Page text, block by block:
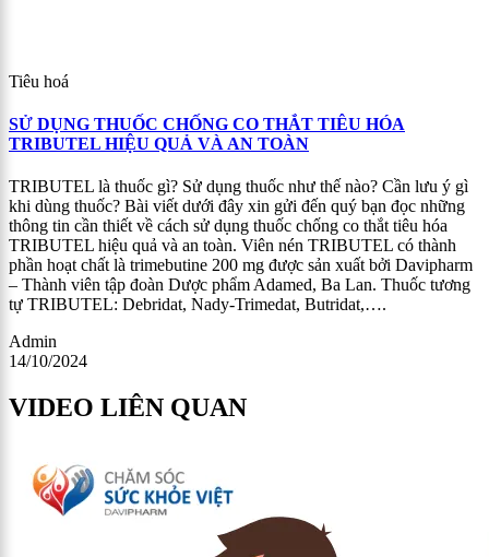
Tiêu hoá
SỬ DỤNG THUỐC CHỐNG CO THẮT TIÊU HÓA
TRIBUTEL HIỆU QUẢ VÀ AN TOÀN
TRIBUTEL là thuốc gì? Sử dụng thuốc như thế nào? Cần lưu ý gì
khi dùng thuốc? Bài viết dưới đây xin gửi đến quý bạn đọc những
thông tin cần thiết về cách sử dụng thuốc chống co thắt tiêu hóa
TRIBUTEL hiệu quả và an toàn. Viên nén TRIBUTEL có thành
phần hoạt chất là trimebutine 200 mg được sản xuất bởi Davipharm
– Thành viên tập đoàn Dược phẩm Adamed, Ba Lan. Thuốc tương
tự TRIBUTEL: Debridat, Nady-Trimedat, Butridat,….
Admin
14/10/2024
VIDEO LIÊN QUAN